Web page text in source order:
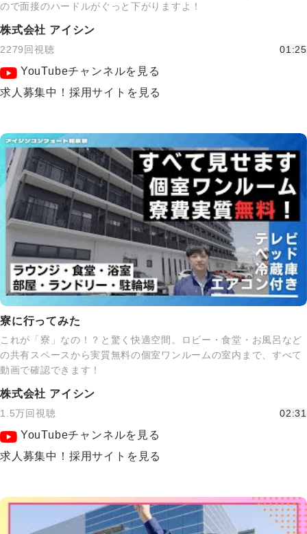
ので面接のハードルがぐっと下がりますよ！
株式会社 アイシン
2279回視聴 01:25
YouTubeチャンネルを見る
求人募集中！採用サイトを見る
寮に行ってみた
これが「寮」なの！？と驚く快適空間。ロビー・食堂・お風呂など
の共有スペースから実質無料の個室ワンルームの室内まで、すべて
動画で確認できます！
株式会社 アイシン
1.5万回視聴 02:31
YouTubeチャンネルを見る
求人募集中！採用サイトを見る